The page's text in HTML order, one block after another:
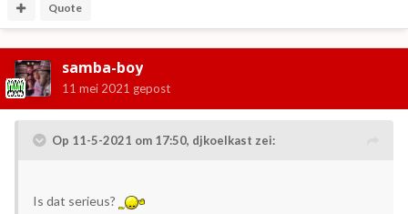
Quote
samba-boy
11 mei 2021 gepost
Op 11-5-2021 om 17:50, djkoelkast zei:
Is dat serieus?